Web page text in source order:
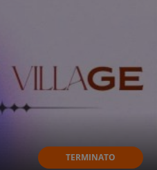
TERMINATO